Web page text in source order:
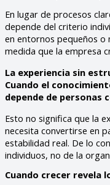
En lugar de procesos
depende del criterio
en entornos pequeños o
medida que la empresa
La experiencia sin
Cuando el
depende de personas
Esto no significa que la
necesita convertirse en
estabilidad real. De lo
individuos, no de la
Cuando crecer revela